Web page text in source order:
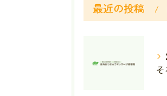
最近の投稿